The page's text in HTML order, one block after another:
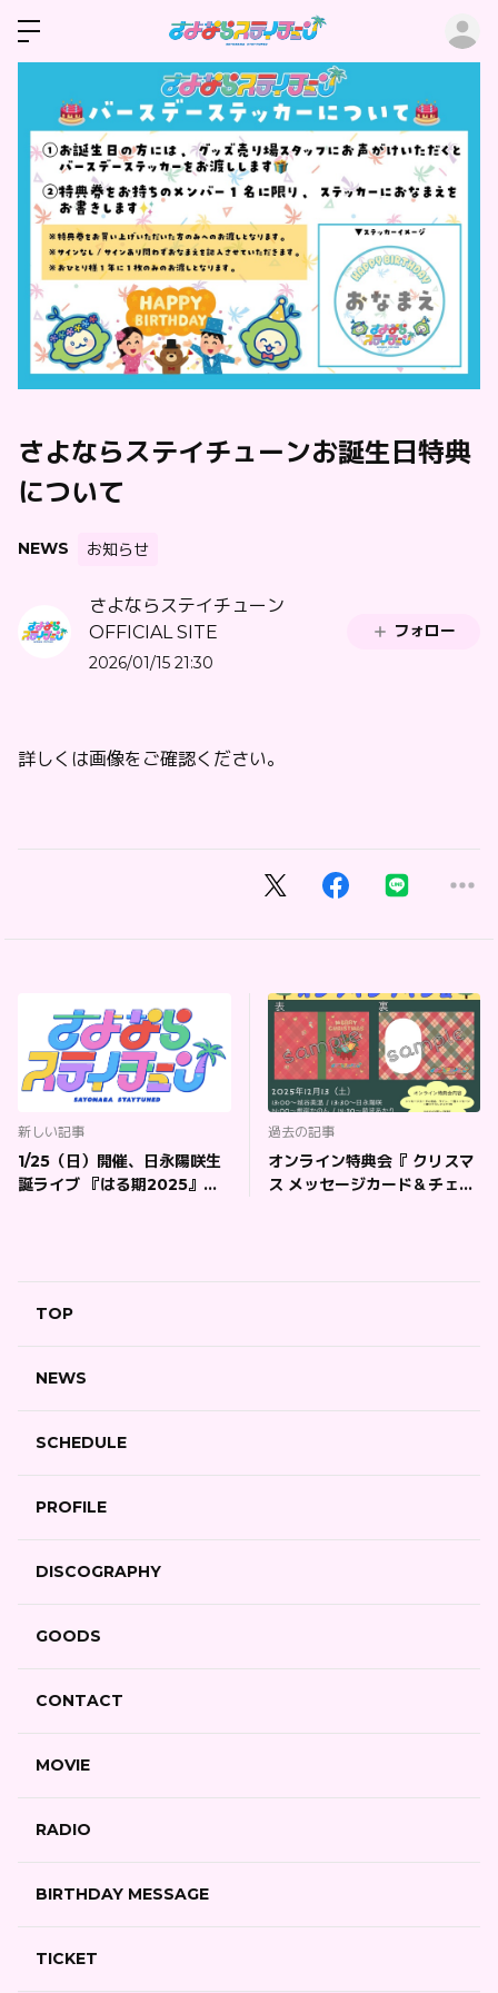
さよならステイチューンお誕生日特典
について
NEWS お知らせ
さよならステイチューン
OFFICIAL SITE
2026/01/15 21:30
フォロー
詳しくは画像をご確認ください。
新しい記事
1/25（日）開催、日永陽咲生
誕ライブ 『はる期2025』
過去の記事
オンライン特典会『 クリスマ
ス メッセージカード＆チェ
TOP
NEWS
SCHEDULE
PROFILE
DISCOGRAPHY
GOODS
CONTACT
MOVIE
RADIO
BIRTHDAY MESSAGE
TICKET